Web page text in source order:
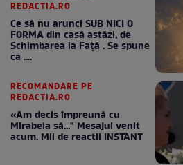
REDACTIA.RO
Ce să nu arunci SUB NICI O
FORMA din casă astăzi, de
Schimbarea la Față . Se spune
ca ....
RECOMANDARE PE
REDACTIA.RO
«Am decis împreună cu
Mirabela să..." Mesajul venit
acum. Mii de reactii INSTANT